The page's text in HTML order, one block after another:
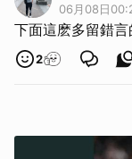
06月08日
下面這麽多留錯
2